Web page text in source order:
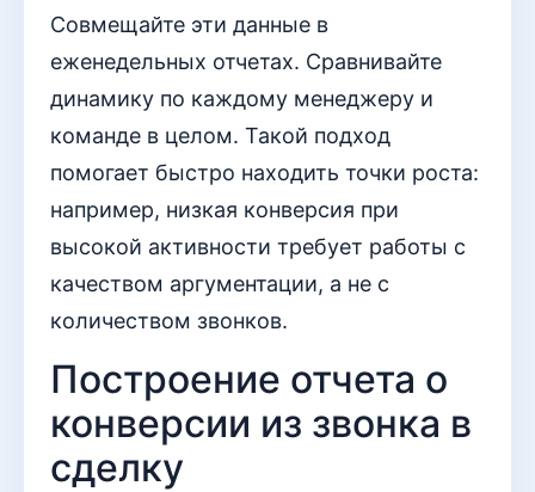
Совмещайте эти данные в
еженедельных отчетах. Сравнивайте
динамику по каждому менеджеру и
команде в целом. Такой подход
помогает быстро находить точки роста:
например, низкая конверсия при
высокой активности требует работы с
качеством аргументации, а не с
количеством звонков.
Построение отчета о
конверсии из звонка в
сделку